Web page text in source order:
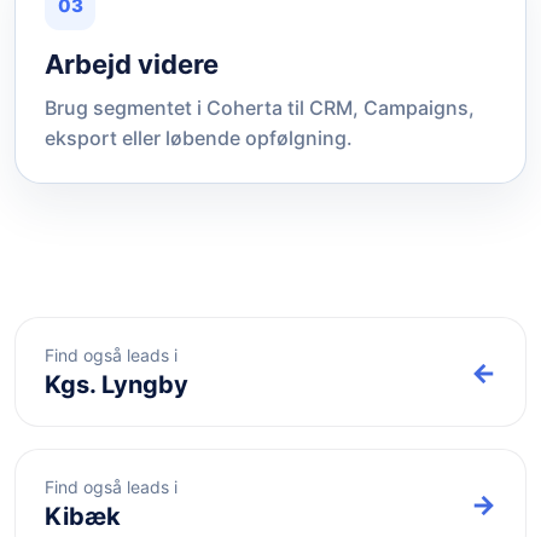
03
Arbejd videre
Brug segmentet i Coherta til CRM, Campaigns,
eksport eller løbende opfølgning.
Find også leads i
Kgs. Lyngby ←
Find også leads i
Kibæk →